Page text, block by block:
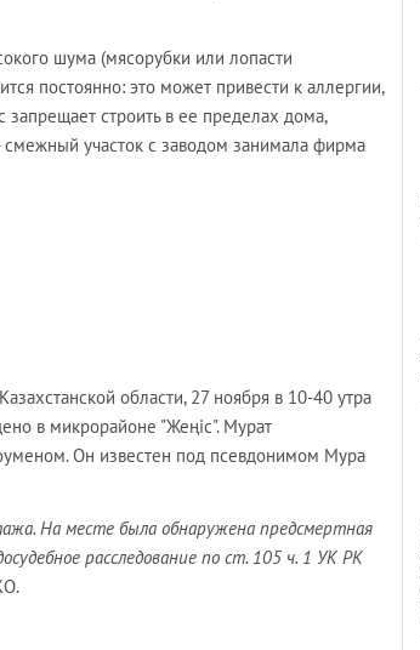
шума (мясорубки или лопасти
постоянно: это может привести к аллергии,
строить в ее пределах дома,
участок с заводом занимала фирма
области, 27 ноября в 10-40 утра
в микрорайоне "Жеңіс". Мурат
Он известен под псевдонимом Мура
На месте была обнаружена предсмертная
расследование по ст. 105 ч. 1 УК РК